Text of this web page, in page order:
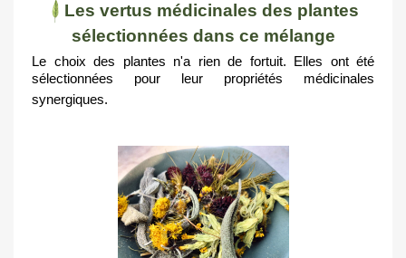
Les vertus médicinales des plantes
sélectionnées dans ce mélange
Le choix des plantes n'a rien de fortuit. Elles ont été
sélectionnées pour leur propriétés médicinales
synergiques.